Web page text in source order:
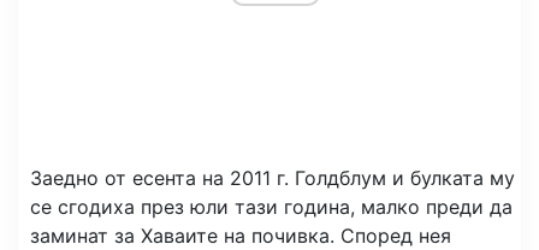
Заедно от есента на 2011 г. Голдблум и булката му
се сгодиха през юли тази година, малко преди да
заминат за Хаваите на почивка. Според нея